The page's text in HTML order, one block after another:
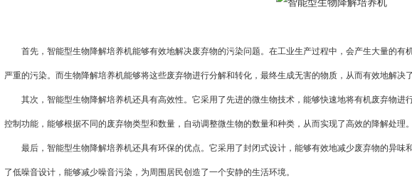
首先，智能型生物降解培养机能够有效地解决废弃物的污染问题。在工业生产过程中，会产生大量的有
严重的污染。而生物降解培养机能够将这些废弃物进行分解和转化，最终生成无害的物质，从而有效地解决
其次，智能型生物降解培养机还具有高效性。它采用了先进的微生物技术，能够快速地将有机废弃物进
控制功能，能够根据不同的废弃物类型和数量，自动调整微生物的数量和种类，从而实现了高效的降解处理。
最后，智能型生物降解培养机还具有环保的优点。它采用了封闭式设计，能够有效地减少废弃物的异味
了低噪音设计，能够减少噪音污染，为周围居民创造了一个安静的生活环境。